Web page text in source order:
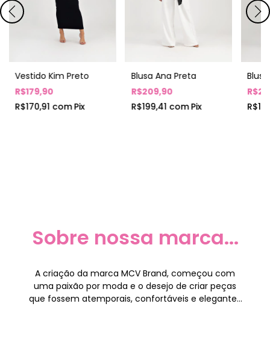
Vestido Kim Preto
R$179,90
R$170,91 comPix
Blusa Ana Preta
R$209,90
R$199,41 comPix
Sobre nossa marca...
A criação da marca MCV Brand, começou com
uma paixão por moda e o desejo de criar peças
que fossem atemporais, confortáveis e elegantes